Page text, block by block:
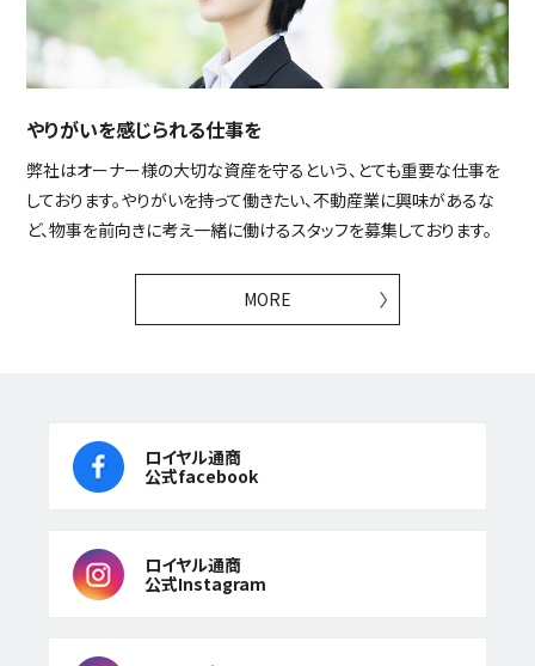
やりがいを感じられる仕事を
弊社はオーナー様の大切な資産を守るという、とても重要な仕事を
しております。やりがいを持って働きたい、不動産業に興味があるな
ど、物事を前向きに考え一緒に働けるスタッフを募集しております。
MORE
ロイヤル通商
公式facebook
ロイヤル通商
公式Instagram